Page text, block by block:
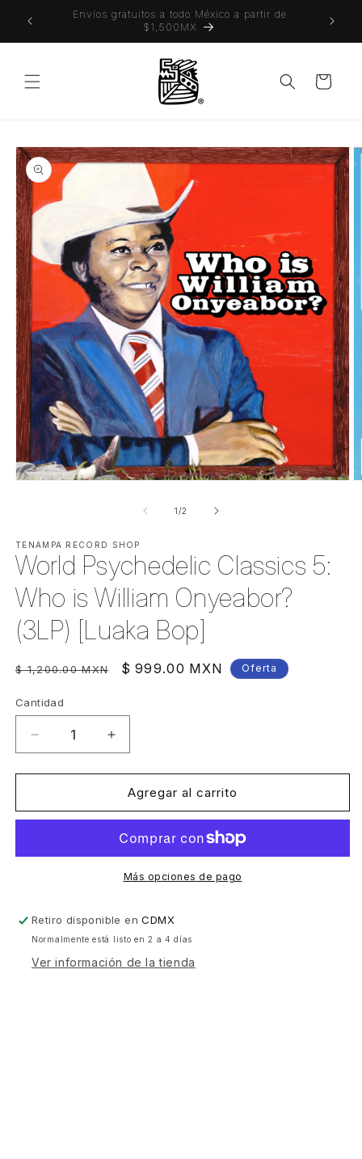
directamenteEnvíos gratuitos a todo México a partir de
$1,500MX
Carrito
directamente
a la
información
del producto
una
ventana
modal
1/de
2
TENAMPA RECORD SHOP
World Psychedelic Classics 5:
Who is William Onyeabor?
(3LP) [Luaka Bop]
Precio
$ 1,200.00 MXN
Precio
$ 999.00 MXN Oferta
Cantidad
Cantidad
Reducir
cantidad
para
Psychedelic
Who
(3LP)
[Luaka
Bop]
Aumentar
cantidad
para
World
Psychedelic
5:
Who
(3LP)
[Luaka
Bop]
Agregar al carrito
Más opciones de pago
Retiro disponible enCDMX
Normalmente está listo en 2 a 4 días
Ver información de la tienda